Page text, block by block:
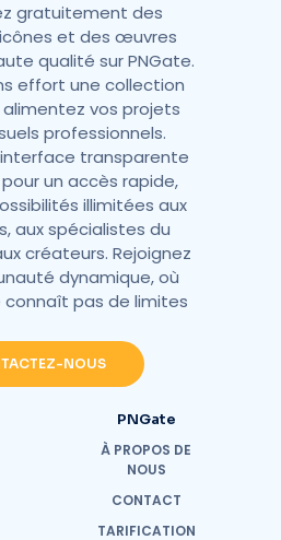
gratuitement des
et des œuvres
qualité sur PNGate.
effort une collection
vos projets
professionnels.
transparente
un accès rapide,
illimitées aux
aux spécialistes du
créateurs. Rejoignez
dynamique, où
connaît pas de limites
NOUS
PNGate
À PROPOS DE
NOUS
CONTACT
TARIFICATION